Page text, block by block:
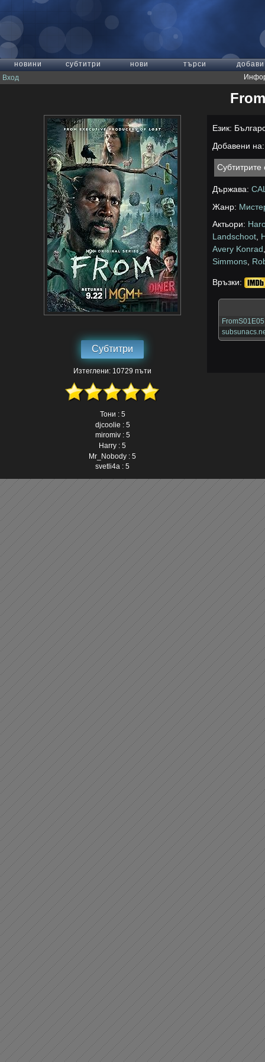
новини субтитри нови търси
добави
Вход
Субтитри
Изтеглени: 10729 пъти
Тони : 5
djcoolie : 5
miromiv : 5
Harry : 5
Mr_Nobody : 5
svetli4a : 5
Език:
Добавени
Държава:
Жанр:
Актьори:
Landschoot,
Avery Konrad
Simmons,
Връзки: